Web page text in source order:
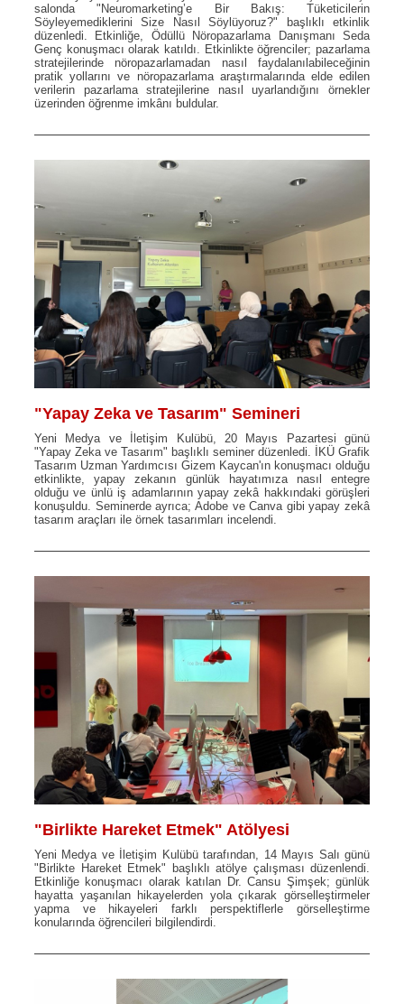
salonda "Neuromarketing’e Bir Bakış: Tüketicilerin
Söyleyemediklerini Size Nasıl Söylüyoruz?" başlıklı etkinlik
düzenledi. Etkinliğe, Ödüllü Nöropazarlama Danışmanı Seda
Genç konuşmacı olarak katıldı. Etkinlikte öğrenciler; pazarlama
stratejilerinde nöropazarlamadan nasıl faydalanılabileceğinin
pratik yollarını ve nöropazarlama araştırmalarında elde edilen
verilerin pazarlama stratejilerine nasıl uyarlandığını örnekler
üzerinden öğrenme imkânı buldular.
"Yapay Zeka ve Tasarım" Semineri
Yeni Medya ve İletişim Kulübü, 20 Mayıs Pazartesi günü
"Yapay Zeka ve Tasarım" başlıklı seminer düzenledi. İKÜ Grafik
Tasarım Uzman Yardımcısı Gizem Kaycan'ın konuşmacı olduğu
etkinlikte, yapay zekanın günlük hayatımıza nasıl entegre
olduğu ve ünlü iş adamlarının yapay zekâ hakkındaki görüşleri
konuşuldu. Seminerde ayrıca; Adobe ve Canva gibi yapay zekâ
tasarım araçları ile örnek tasarımları incelendi.
"Birlikte Hareket Etmek" Atölyesi
Yeni Medya ve İletişim Kulübü tarafından, 14 Mayıs Salı günü
"Birlikte Hareket Etmek" başlıklı atölye çalışması düzenlendi.
Etkinliğe konuşmacı olarak katılan Dr. Cansu Şimşek; günlük
hayatta yaşanılan hikayelerden yola çıkarak görselleştirmeler
yapma ve hikayeleri farklı perspektiflerle görselleştirme
konularında öğrencileri bilgilendirdi.